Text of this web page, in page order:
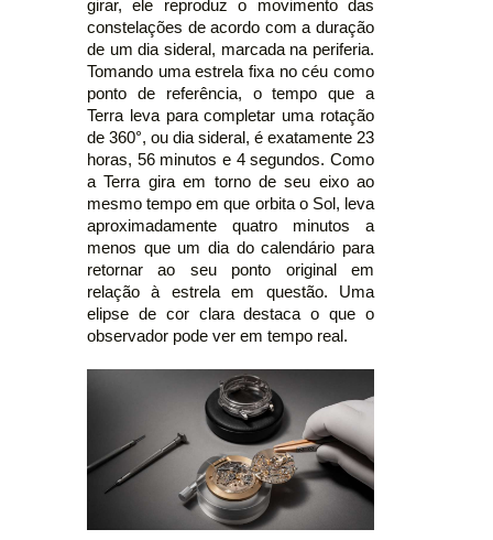
girar, ele reproduz o movimento das
constelações de acordo com a duração
de um dia sideral, marcada na periferia.
Tomando uma estrela fixa no céu como
ponto de referência, o tempo que a
Terra leva para completar uma rotação
de 360°, ou dia sideral, é exatamente 23
horas, 56 minutos e 4 segundos. Como
a Terra gira em torno de seu eixo ao
mesmo tempo em que orbita o Sol, leva
aproximadamente quatro minutos a
menos que um dia do calendário para
retornar ao seu ponto original em
relação à estrela em questão. Uma
elipse de cor clara destaca o que o
observador pode ver em tempo real.